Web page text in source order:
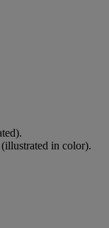
in color).